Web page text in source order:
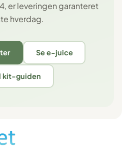
er leveringen garanteret
hverdag.
Se e-juice
kit-guiden